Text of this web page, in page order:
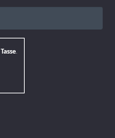
Tasse.